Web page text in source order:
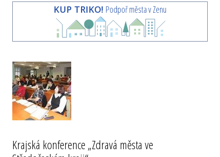
KUP TRIKO! Podpoř města v Zenu
Krajská konference „Zdravá města ve